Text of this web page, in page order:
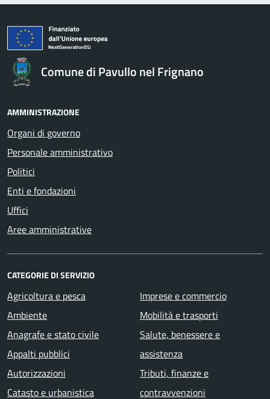
Comune di Pavullo nel Frignano
AMMINISTRAZIONE
Organi di governo
Personale amministrativo
Politici
Enti e fondazioni
Uffici
Aree amministrative
CATEGORIE DI SERVIZIO
Agricoltura e pesca
Ambiente
Anagrafe e stato civile
Appalti pubblici
Autorizzazioni
Catasto e urbanistica
Imprese e commercio
Mobilità e trasporti
Salute, benessere e
assistenza
Tributi, finanze e
contravvenzioni